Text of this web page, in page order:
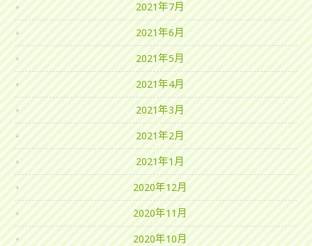
2021年7月
2021年6月
2021年5月
2021年4月
2021年3月
2021年2月
2021年1月
2020年12月
2020年11月
2020年10月